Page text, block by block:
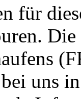
für
uns